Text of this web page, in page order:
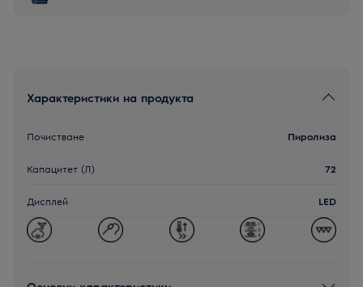
Характеристики на продукта
Почистване Пиролиза
Капацитет (Л) 72
Дисплей LED